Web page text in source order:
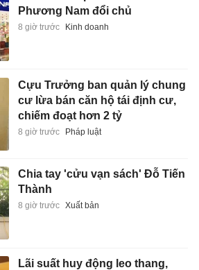
Phương Nam đổi chủ
8 giờ trước Kinh doanh
Cựu Trưởng ban quản lý chung
cư lừa bán căn hộ tái định cư,
chiếm đoạt hơn 2 tỷ
8 giờ trước Pháp luật
Chia tay 'cửu vạn sách' Đỗ Tiến
Thành
8 giờ trước Xuất bản
Lãi suất huy động leo thang,